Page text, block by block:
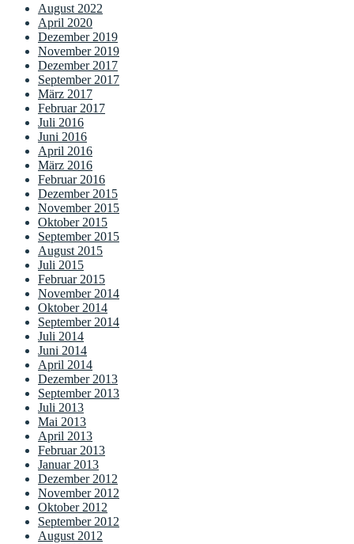
August 2022
April 2020
Dezember 2019
November 2019
Dezember 2017
September 2017
März 2017
Februar 2017
Juli 2016
Juni 2016
April 2016
März 2016
Februar 2016
Dezember 2015
November 2015
Oktober 2015
September 2015
August 2015
Juli 2015
Februar 2015
November 2014
Oktober 2014
September 2014
Juli 2014
Juni 2014
April 2014
Dezember 2013
September 2013
Juli 2013
Mai 2013
April 2013
Februar 2013
Januar 2013
Dezember 2012
November 2012
Oktober 2012
September 2012
August 2012